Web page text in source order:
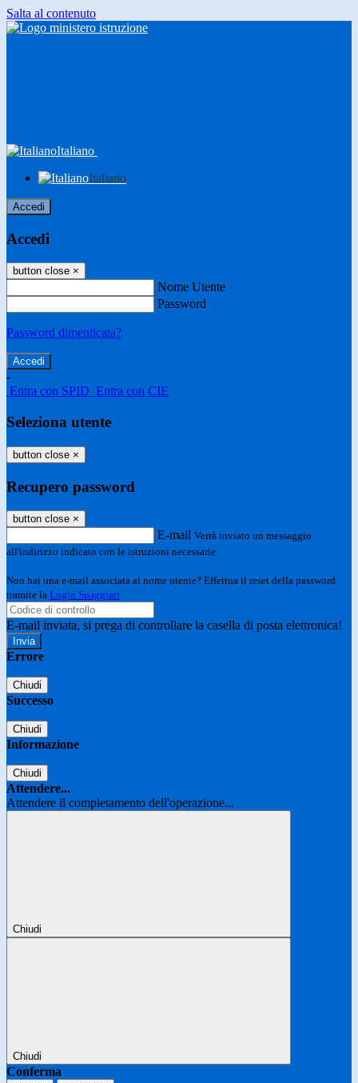
Salta al contenuto
Italiano
Italiano
Accedi
Accedi
button close ×
Nome Utente
Password
Password dimenticata?
-
Entra con SPID Entra con CIE
Seleziona utente
button close ×
Recupero password
button close ×
E-mail Verrà inviato un messaggio
all'indirizzo indicato con le istruzioni necessarie.
Non hai una e-mail associata al nome utente? Effettua il reset della password
tramite la Login Spaggiari
E-mail inviata, si prega di controllare la casella di posta elettronica!
Errore
Chiudi
Successo
Chiudi
Informazione
Chiudi
Attendere...
Attendere il completamento dell'operazione...
Chiudi
Chiudi
Conferma